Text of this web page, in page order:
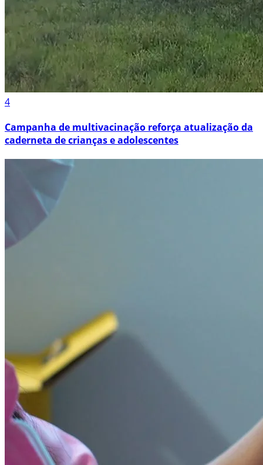
4
Campanha de multivacinação reforça atualização da
caderneta de crianças e adolescentes